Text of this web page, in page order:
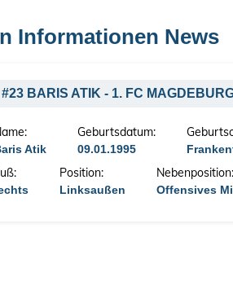
Informationen News
#23 BARIS ATIK - 1. FC
Atik
Geburtsdatum:
09.01.1995
Position:
Linksaußen
Nebenposition:
Offensives